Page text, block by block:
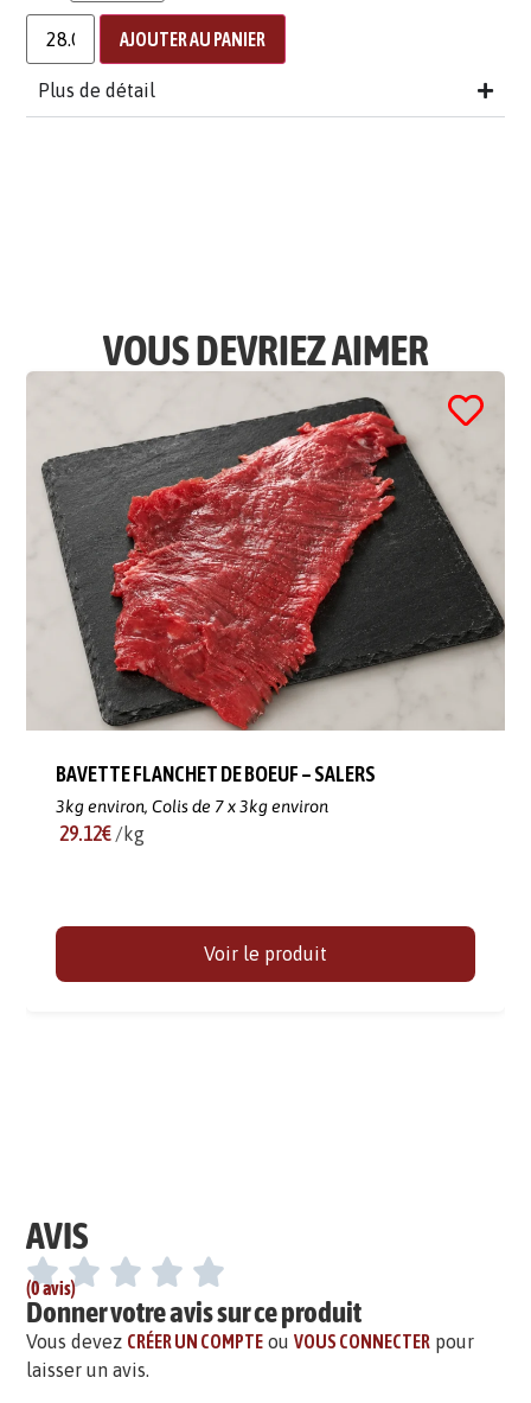
AJOUTER AU PANIER
Plus de détail
VOUS DEVRIEZ AIMER
BAVETTE FLANCHET DE BOEUF – SALERS
3kg environ, Colis de 7 x 3kg environ
29.12€ /kg
Voir le produit
AVIS
(0 avis)
Donner votre avis sur ce produit
Vous devez CRÉER UN COMPTE ouVOUS CONNECTER pour
laisser un avis.